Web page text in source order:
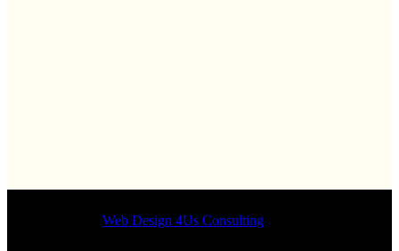
Designed byWeb Design 4Us Consulting